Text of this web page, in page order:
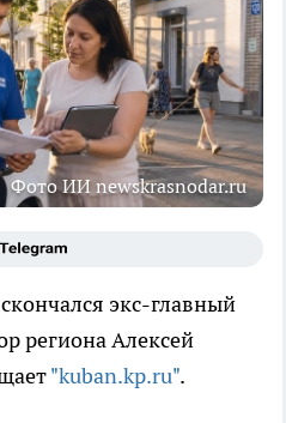
Фото ИИ newskrasnodar.ru
экс-главный
региона Алексей
"kuban.kp.ru".